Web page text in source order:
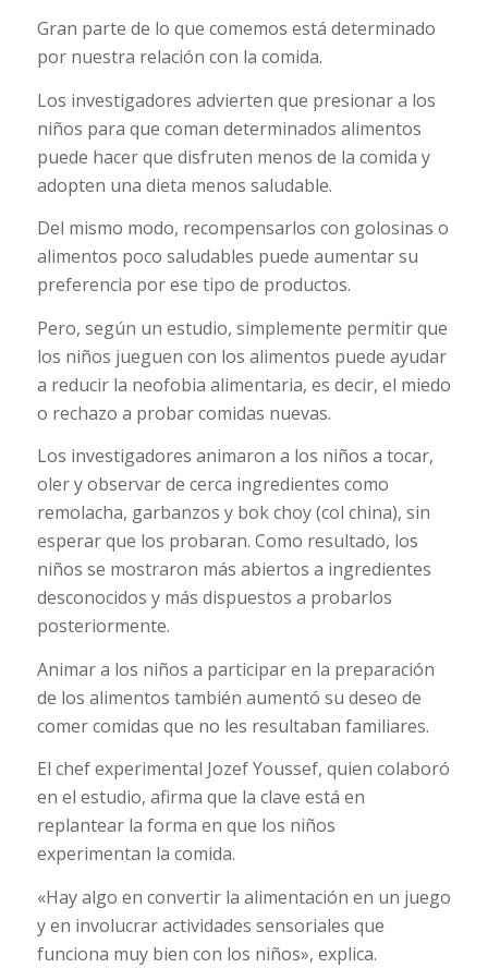
Gran parte de lo que comemos está determinado
por nuestra relación con la comida.
Los investigadores advierten que presionar a los
niños para que coman determinados alimentos
puede hacer que disfruten menos de la comida y
adopten una dieta menos saludable.
Del mismo modo, recompensarlos con golosinas o
alimentos poco saludables puede aumentar su
preferencia por ese tipo de productos.
Pero, según un estudio, simplemente permitir que
los niños jueguen con los alimentos puede ayudar
a reducir la neofobia alimentaria, es decir, el miedo
o rechazo a probar comidas nuevas.
Los investigadores animaron a los niños a tocar,
oler y observar de cerca ingredientes como
remolacha, garbanzos y bok choy (col china), sin
esperar que los probaran. Como resultado, los
niños se mostraron más abiertos a ingredientes
desconocidos y más dispuestos a probarlos
posteriormente.
Animar a los niños a participar en la preparación
de los alimentos también aumentó su deseo de
comer comidas que no les resultaban familiares.
El chef experimental Jozef Youssef, quien colaboró
en el estudio, afirma que la clave está en
replantear la forma en que los niños
experimentan la comida.
«Hay algo en convertir la alimentación en un juego
y en involucrar actividades sensoriales que
funciona muy bien con los niños», explica.